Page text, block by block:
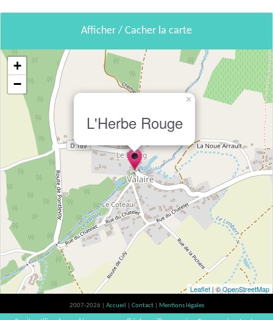
Afficher / Cacher la carte
L'Herbe Rouge
×
+
−
Leaflet | ©OpenStreetMap
2007-2026 | Accueil Contact
Mentions légales
L'abus d'alcool est dangereux pour la santé, à consommer avec modération. |